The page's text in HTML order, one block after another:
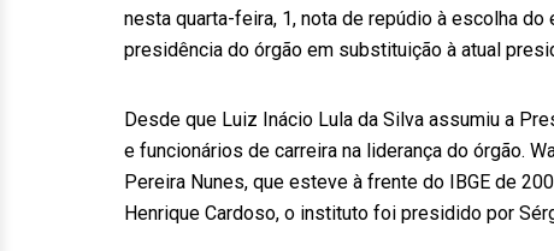
nesta quarta-feira, 1, nota de repúdio à escolha
presidência do órgão em substituição à atual
Desde que Luiz Inácio Lula da Silva assumiu a
e funcionários de carreira na liderança do órgão.
Pereira Nunes, que esteve à frente do IBGE de
Henrique Cardoso, o instituto foi presidido por